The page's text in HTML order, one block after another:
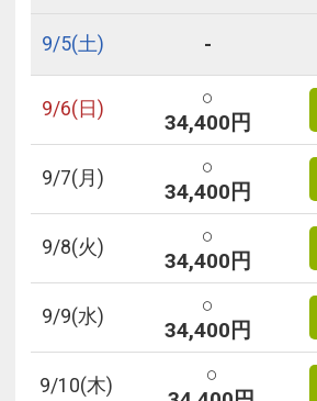
9/5(土) -
9/6(日)
○
34,400円
9/7(月)
○
34,400円
9/8(火)
○
34,400円
9/9(水)
○
34,400円
9/10(木)
○